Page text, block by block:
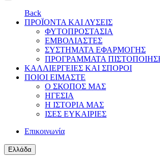
Back
ΠΡΟΪΟΝΤΑ ΚΑΙ ΛΥΣΕΙΣ
ΦΥΤΟΠΡΟΣΤΑΣΙΑ
ΕΜΒΟΛΙΑΣΤΕΣ
ΣΥΣΤΗΜΑΤΑ ΕΦΑΡΜΟΓΗΣ
ΠΡΟΓΡΑΜΜΑΤΑ
ΚΑΛΛΙΕΡΓΕΙΕΣ ΚΑΙ ΣΠΟΡΟΙ
ΠΟΙΟΙ ΕΙΜΑΣΤΕ
Ο ΣΚΟΠΟΣ ΜΑΣ
ΗΓΕΣΙΑ
Η ΙΣΤΟΡΙΑ ΜΑΣ
ΙΣΕΣ ΕΥΚΑΙΡΙΕΣ
Επικοινωνία
Ελλάδα